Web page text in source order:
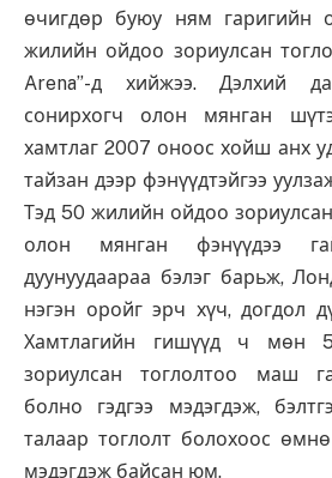
өчигдөр буюу ням гаригийн
жилийн ойдоо зориулсан
Arena”-д хийжээ. Дэлхий
сонирхогч олон мянган
хамтлаг 2007 оноос хойш анх
тайзан дээр фэнүүдтэйгээ
Тэд 50 жилийн ойдоо зориулсан
олон мянган фэнүүдээ
дуунуудаараа бэлэг барьж,
нэгэн оройг эрч хүч, догдол
Хамтлагийн гишүүд ч мөн
зориулсан тоглолтоо маш
болно гэдгээ мэдэгдэж,
талаар тоглолт болохоос
мэдэгдэж байсан юм.